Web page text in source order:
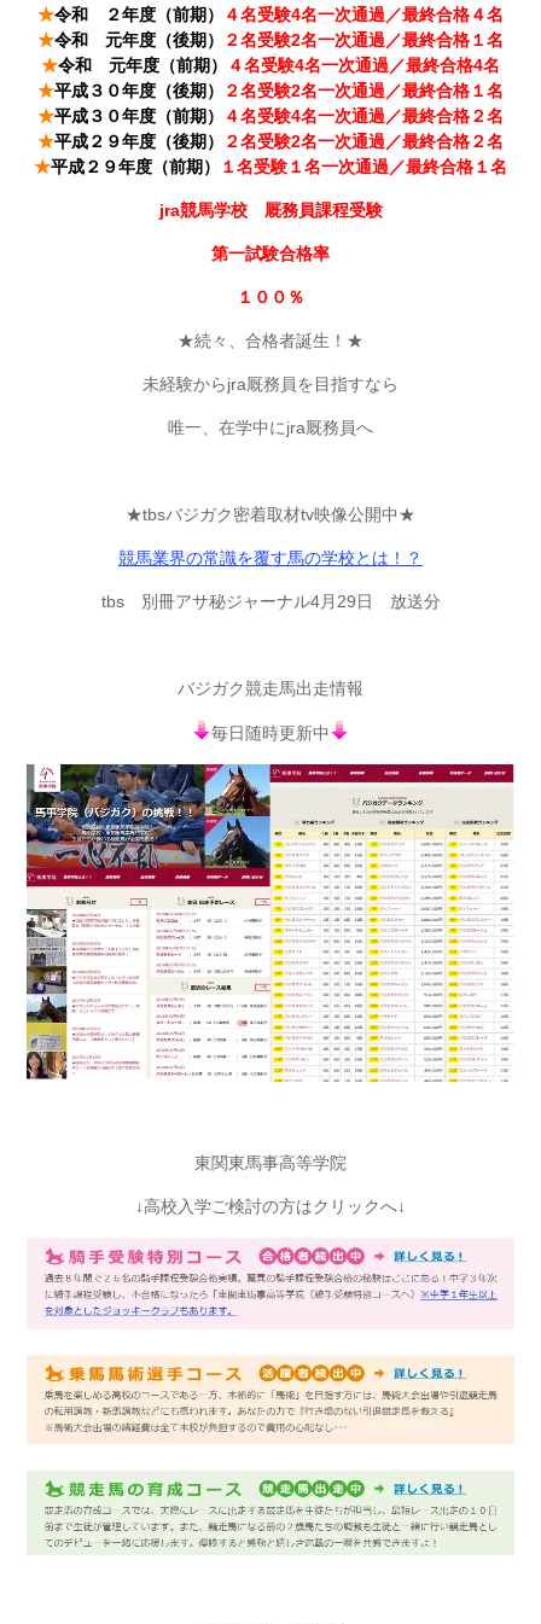
★令和 ２年度（前期）
４名受験4名一次通過／最終合格４名
★令和 元年度（後期）
２名受験2名一次通過／最終合格１名
★令和 元年度（前期）
４名受験4名一次通過／最終合格4名
★平成３０年度（後期）
２名受験2名一次通過／最終合格１名
★平成３０年度（前期）
４名受験4名一次通過／最終合格２名
★平成２９年度（後期）
２名受験2名一次通過／最終合格２名
★平成２９年度（前期） １名受験１名一次通過／最終合格１名
jra競馬学校 厩務員課程受験
第一試験合格率
１００％
★続々、合格者誕生！★
未経験からjra厩務員を目指すなら
唯一、在学中にjra厩務員へ
★tbsバジガク密着取材tv映像公開中★
競馬業界の常識を覆す馬の学校とは！？
tbs 別冊アサ秘ジャーナル4月29日 放送分
バジガク競走馬出走情報
毎日随時更新中
東関東馬事高等学院
↓高校入学ご検討の方はクリックへ↓